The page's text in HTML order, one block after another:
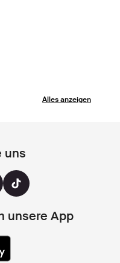
Alles anzeigen
uns
unsere App